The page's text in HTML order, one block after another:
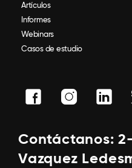
Artículos
Informes
Webinars
Casos de estudio
Contáctanos: 2-
Vazquez